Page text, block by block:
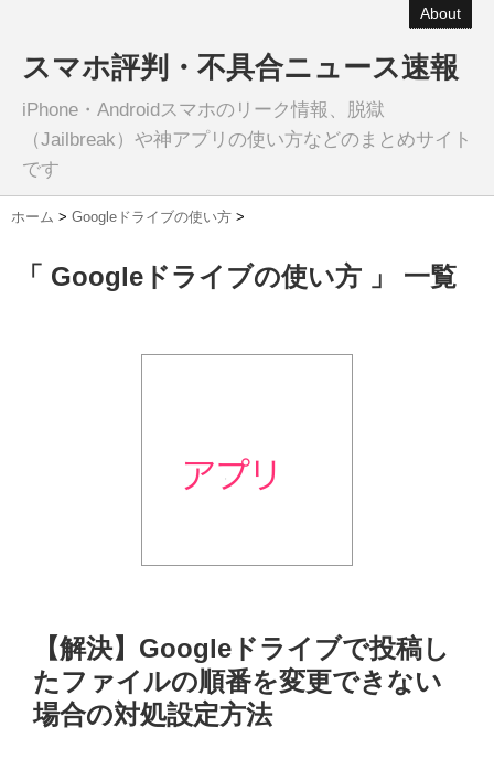
About
スマホ評判・不具合ニュース速報
iPhone・Androidスマホのリーク情報、脱獄
（Jailbreak）や神アプリの使い方などのまとめサイト
です
ホーム > Googleドライブの使い方 >
「 Googleドライブの使い方 」 一覧
【解決】Googleドライブで投稿し
たファイルの順番を変更できない
場合の対処設定方法